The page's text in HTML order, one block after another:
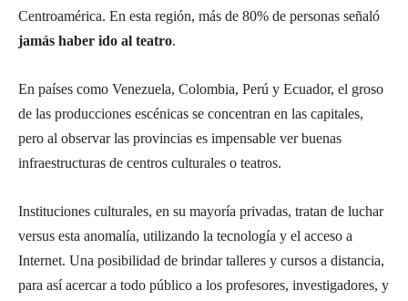
Centroamérica. En esta región, más de 80% de personas señaló
jamás haber ido al teatro.
En países como Venezuela, Colombia, Perú y Ecuador, el groso
de las producciones escénicas se concentran en las capitales,
pero al observar las provincias es impensable ver buenas
infraestructuras de centros culturales o teatros.
Instituciones culturales, en su mayoría privadas, tratan de luchar
versus esta anomalía, utilizando la tecnología y el acceso a
Internet. Una posibilidad de brindar talleres y cursos a distancia,
para así acercar a todo público a los profesores, investigadores, y